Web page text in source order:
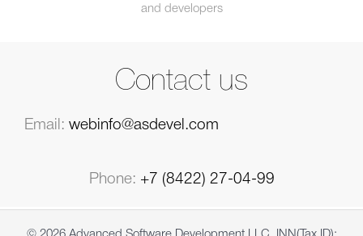
and developers
Contact us
Email: webinfo@asdevel.com
Phone: +7 (8422) 27-04-99